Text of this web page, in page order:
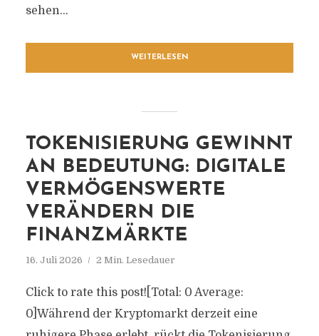
sehen...
WEITERLESEN
TOKENISIERUNG GEWINNT
AN BEDEUTUNG: DIGITALE
VERMÖGENSWERTE
VERÄNDERN DIE
FINANZMÄRKTE
16. Juli 2026 2 Min. Lesedauer
Click to rate this post![Total: 0 Average:
0]Während der Kryptomarkt derzeit eine